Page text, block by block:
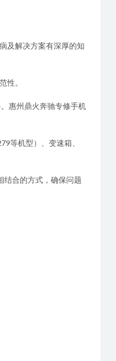
及解决方案有深厚的知
性。
惠州鼎火奔驰专修手机
等机型）、变速箱、
结合的方式，确保问题